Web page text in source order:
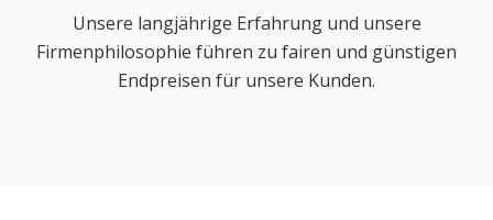
Unsere langjährige Erfahrung und unsere
Firmenphilosophie führen zu fairen und günstigen
Endpreisen für unsere Kunden.